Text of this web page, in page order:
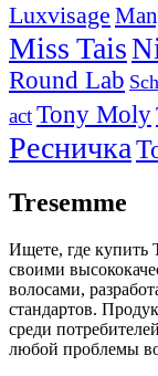
Luxvisage
Miss Tais
Round Lab
actTony Moly
Ресничка
Tresemme
Ищете, где купить
своими
волосами,
стандартов.
среди
любой проблемы